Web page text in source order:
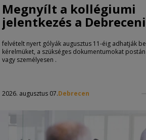
Megnyílt a kollégiumi
jelentkezés a Debreceni
Egyetemen
felvételt nyert gólyák augusztus 11-éig adhatják be
kérelmüket, a szükséges dokumentumokat postán
vagy személyesen .
2026. augusztus 07.Debrecen